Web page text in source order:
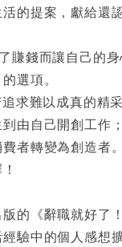
的提案，獻給還
賺錢而讓自己的
選項。
求難以成真的精
由自己開創工作
者轉變為創造者
的《辭職就好了
驗中的個人感想